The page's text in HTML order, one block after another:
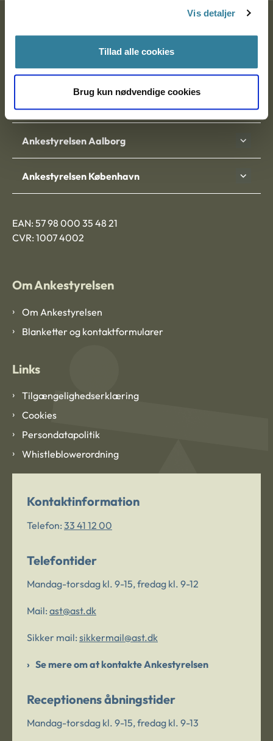
Vis detaljer
Tillad alle cookies
Brug kun nødvendige cookies
Nytorv 7, 2. sal
9000 Aalborg
Ankestyrelsen Aalborg
Ankestyrelsen København
EAN: 57 98 000 35 48 21
CVR: 1007 4002
Om Ankestyrelsen
Om Ankestyrelsen
Blanketter og kontaktformularer
Links
Tilgængelighedserklæring
Cookies
Persondatapolitik
Whistleblowerordning
Kontaktinformation
Telefon: 33 41 12 00
Telefontider
Mandag-torsdag kl. 9-15, fredag kl. 9-12
Mail: ast@ast.dk
Sikker mail: sikkermail@ast.dk
Se mere om at kontakte Ankestyrelsen
Receptionens åbningstider
Mandag-torsdag kl. 9-15, fredag kl. 9-13